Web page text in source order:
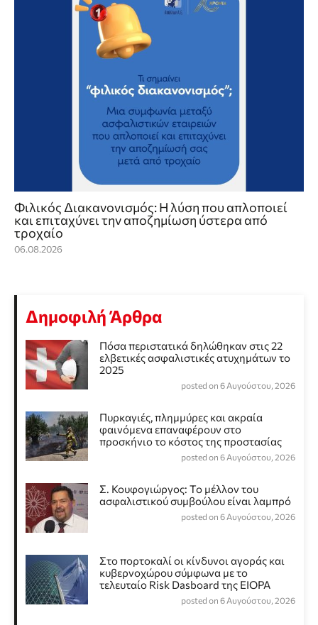
Φιλικός Διακανονισμός: Η λύση που απλοποιεί
και επιταχύνει την αποζημίωση ύστερα από
τροχαίο
06.08.2026
Δημοφιλή Άρθρα
Πόσα περιστατικά δηλώθηκαν στις 22
ελβετικές ασφαλιστικές ατυχημάτων το
2025
posted on 6 Αυγούστου, 2026
Πυρκαγιές, πλημμύρες και ακραία
φαινόμενα επαναφέρουν στο
προσκήνιο το κόστος της προστασίας
posted on 6 Αυγούστου, 2026
Σ. Κουφογιώργος: To μέλλον του
ασφαλιστικού συμβούλου είναι λαμπρό
posted on 6 Αυγούστου, 2026
Στο πορτοκαλί οι κίνδυνοι αγοράς και
κυβερνοχώρου σύμφωνα με το
τελευταίο Risk Dasboard της EIOPA
posted on 6 Αυγούστου, 2026